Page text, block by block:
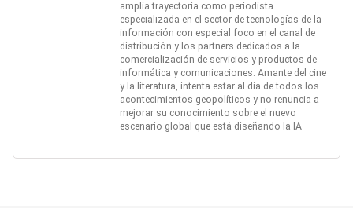
amplia trayectoria como periodista
especializada en el sector de tecnologías de la
información con especial foco en el canal de
distribución y los partners dedicados a la
comercialización de servicios y productos de
informática y comunicaciones. Amante del cine
y la literatura, intenta estar al día de todos los
acontecimientos geopolíticos y no renuncia a
mejorar su conocimiento sobre el nuevo
escenario global que está diseñando la IA